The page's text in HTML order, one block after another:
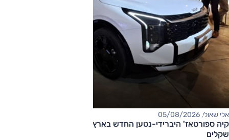
אלי שאולי, 05/08/2026
שקלים